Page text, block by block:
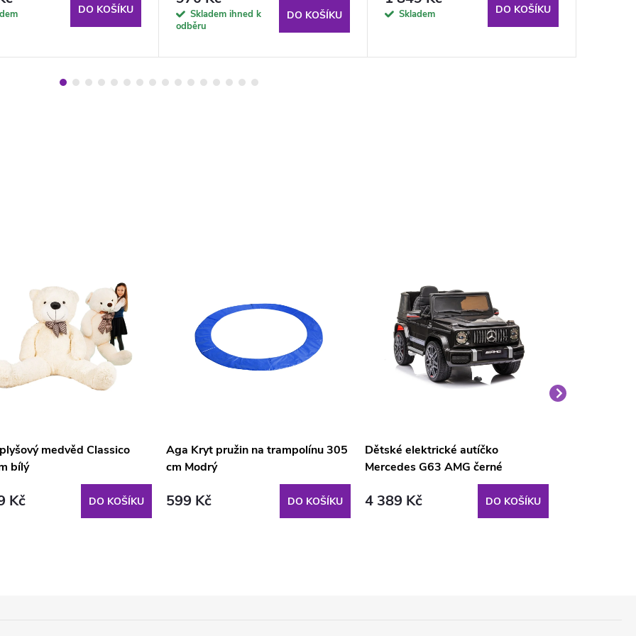
DO KOŠÍKU
Skladem ihned k
odběru
DO KOŠÍKU Skladem DO KOŠÍKU
medvěd Classico
bílý
Kč DO KOŠÍKU
Aga Kryt pružin na trampolínu 305
cm Modrý
599 Kč DO KOŠÍKU
Dětské elektrické autíčko
Mercedes G63 AMG černé
4 389 Kč DO KOŠÍKU